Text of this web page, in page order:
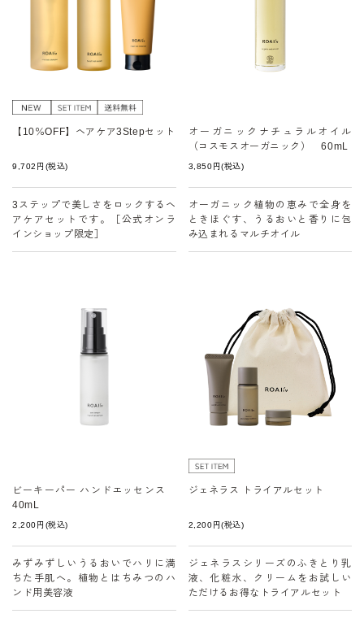
【10％OFF】ヘアケア3Stepセット
3ステップで美しさをロックするヘ
アケアセットです。［公式オンラ
インショップ限定］
9,702 円 (税込)
オーガニックナチュラルオイル
（コスモスオーガニック） 60mL
オーガニック植物の恵みで全身を
ときほぐす、うるおいと香りに包
み込まれるマルチオイル
3,850 円(税込)
ビーキーパー ハンドエッセンス
40mL
みずみずしいうるおいでハリに満
ちた手肌へ。植物とはちみつのハ
ンド用美容液
2,200 円 (税込)
ジェネラス トライアルセット
ジェネラスシリーズのふきとり乳
液、化粧水、クリームをお試しい
ただけるお得なトライアルセット
2,200 円(税込)